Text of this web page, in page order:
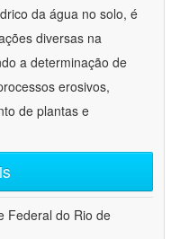
da água no solo, é
diversas na
a determinação de
erosivos,
de plantas e
Federal do Rio de